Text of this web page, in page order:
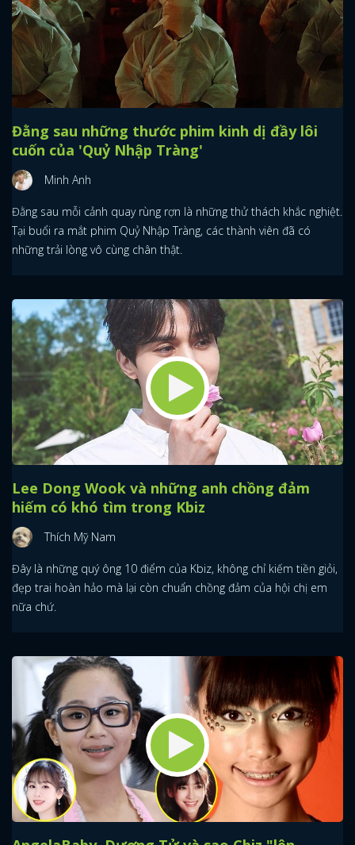
Đằng sau những thước phim kinh dị đầy lôi
cuốn của 'Quỷ Nhập Tràng'
Minh Anh
Đằng sau mỗi cảnh quay rùng rợn là những thử thách khắc nghiệt.
Tại buổi ra mắt phim Quỷ Nhập Tràng, các thành viên đã có
những trải lòng vô cùng chân thật.
Lee Dong Wook và những anh chồng đảm
hiếm có khó tìm trong Kbiz
Thích Mỹ Nam
Đây là những quý ông 10 điểm của Kbiz, không chỉ kiếm tiền giỏi,
đẹp trai hoàn hảo mà lại còn chuẩn chồng đảm của hội chị em
nữa chứ.